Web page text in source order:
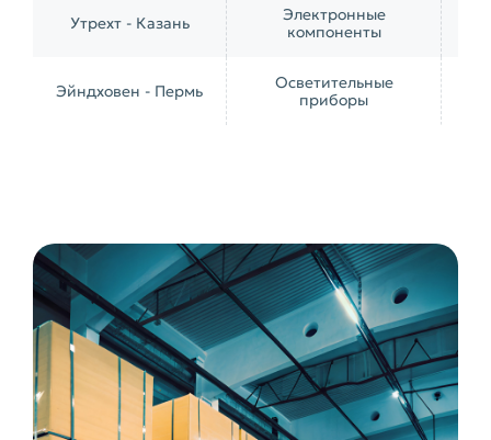
Утрехт - Казань
Электронные
компоненты
Эйндховен - Пермь
Осветительные
приборы